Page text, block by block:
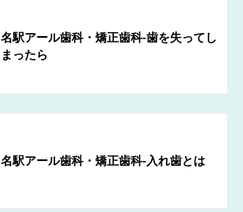
名駅アール歯科・矯正歯科-歯を失ってし
まったら
名駅アール歯科・矯正歯科-入れ歯とは